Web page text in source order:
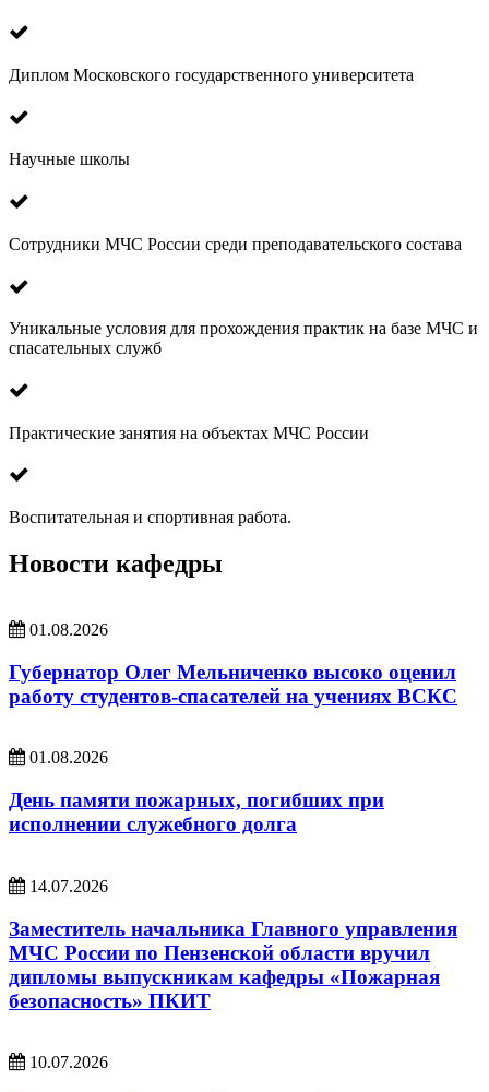
Диплом Московского государственного университета
Научные школы
Сотрудники МЧС России среди преподавательского состава
Уникальные условия для прохождения практик на базе МЧС и
спасательных служб
Практические занятия на объектах МЧС России
Воспитательная и спортивная работа.
Новости кафедры
01.08.2026
Губернатор Олег Мельниченко высоко оценил
работу студентов-спасателей на учениях ВСКС
01.08.2026
День памяти пожарных, погибших при
исполнении служебного долга
14.07.2026
Заместитель начальника Главного управления
МЧС России по Пензенской области вручил
дипломы выпускникам кафедры «Пожарная
безопасность» ПКИТ
10.07.2026